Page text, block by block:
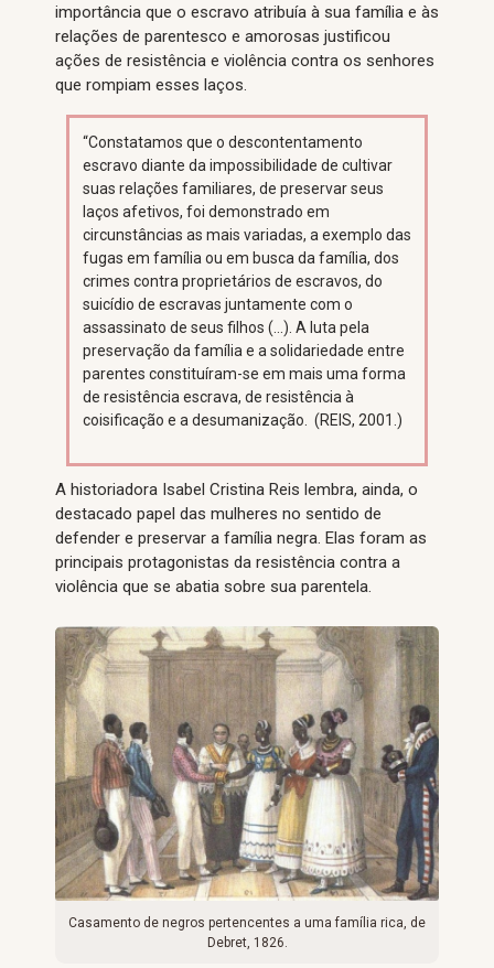
importância que o escravo atribuía à sua família e às
relações de parentesco e amorosas justificou
ações de resistência e violência contra os senhores
que rompiam esses laços.
“Constatamos que o descontentamento
escravo diante da impossibilidade de cultivar
suas relações familiares, de preservar seus
laços afetivos, foi demonstrado em
circunstâncias as mais variadas, a exemplo das
fugas em família ou em busca da família, dos
crimes contra proprietários de escravos, do
suicídio de escravas juntamente com o
assassinato de seus filhos (…). A luta pela
preservação da família e a solidariedade entre
parentes constituíram-se em mais uma forma
de resistência escrava, de resistência à
coisificação e a desumanização. (REIS, 2001.)
A historiadora Isabel Cristina Reis lembra, ainda, o
destacado papel das mulheres no sentido de
defender e preservar a família negra. Elas foram as
principais protagonistas da resistência contra a
violência que se abatia sobre sua parentela.
Casamento de negros pertencentes a uma família rica, de
Debret, 1826.